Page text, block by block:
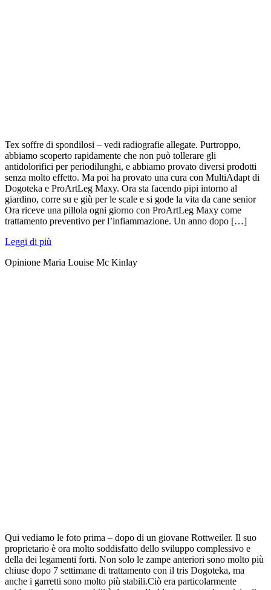
Tex soffre di spondilosi – vedi radiografie allegate. Purtroppo,
abbiamo scoperto rapidamente che non può tollerare gli
antidolorifici per periodilunghi, e abbiamo provato diversi prodotti
senza molto effetto. Ma poi ha provato una cura con MultiAdapt di
Dogoteka e ProArtLeg Maxy. Ora sta facendo pipi intorno al
giardino, corre su e giù per le scale e si gode la vita da cane senior
Ora riceve una pillola ogni giorno con ProArtLeg Maxy come
trattamento preventivo per l’infiammazione. Un anno dopo […]
Leggi di più
Opinione Maria Louise Mc Kinlay
Qui vediamo le foto prima – dopo di un giovane Rottweiler. Il suo
proprietario è ora molto soddisfatto dello sviluppo complessivo e
della dei legamenti forti. Non solo le zampe anteriori sono molto più
chiuse dopo 7 settimane di trattamento con il tris Dogoteka, ma
anche i garretti sono molto più stabili.Ciò era particolarmente